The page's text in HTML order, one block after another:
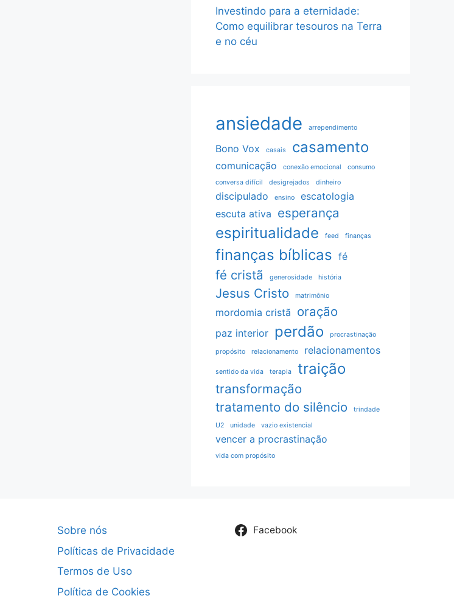
Investindo para a eternidade:
Como equilibrar tesouros na Terra
e no céu
ansiedade arrependimento
Bono Vox casais casamento
comunicação conexão emocional
consumo
conversa difícil
desigrejados dinheiro
discipulado ensino
escatologia
escuta ativa esperança
espiritualidade feed finanças
finanças bíblicas fé
fé cristã generosidade história
Jesus Cristo matrimônio
mordomia cristã oração
paz interior perdão procrastinação
propósito relacionamento relacionamentos
sentido da vida terapia traição
transformação
tratamento do silêncio
trindade
U2
unidade vazio existencial
vencer a procrastinação
vida com propósito
Sobre nós
Políticas de Privacidade
Termos de Uso
Política de Cookies
Facebook